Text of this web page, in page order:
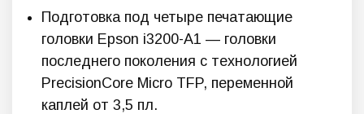
Подготовка под четыре печатающие
головки Epson i3200-A1 — головки
последнего поколения с технологией
PrecisionCore Micro TFP, переменной
каплей от 3,5 пл.